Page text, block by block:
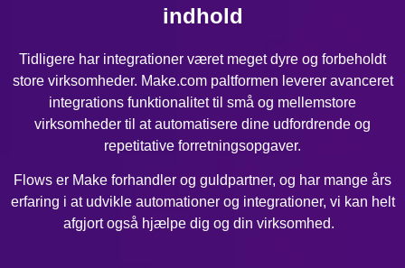
indhold
Tidligere har integrationer været meget dyre og forbeholdt
store virksomheder. Make.com paltformen leverer avanceret
integrations funktionalitet til små og mellemstore
virksomheder til at automatisere dine udfordrende og
repetitative forretningsopgaver.
Flows er Make forhandler og guldpartner, og har mange års
erfaring i at udvikle automationer og integrationer, vi kan helt
afgjort også hjælpe dig og din virksomhed.